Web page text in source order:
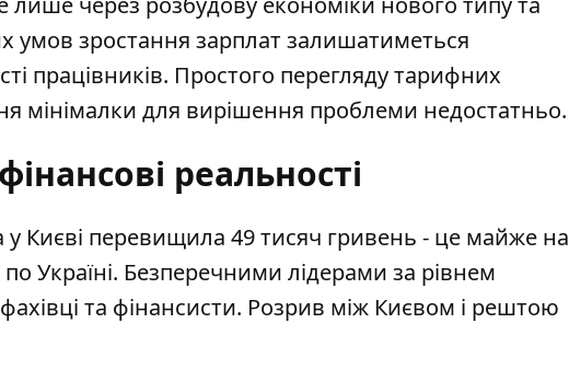
умов зростання зарплат залишатиметься
працівників. Простого перегляду тарифних
мінімалки для вирішення проблеми недостатньо.
реальності
Києві перевищила 49 тисяч гривень - це майже на
Україні. Безперечними лідерами за рівнем
та фінансисти. Розрив між Києвом і рештою